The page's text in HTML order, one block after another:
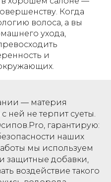
Когда
волоса, а вы
ухода,
и
— материя
ней не терпит суеты.
гарантирую:
наших
мы используем
защитные добавки,
воздействие такого